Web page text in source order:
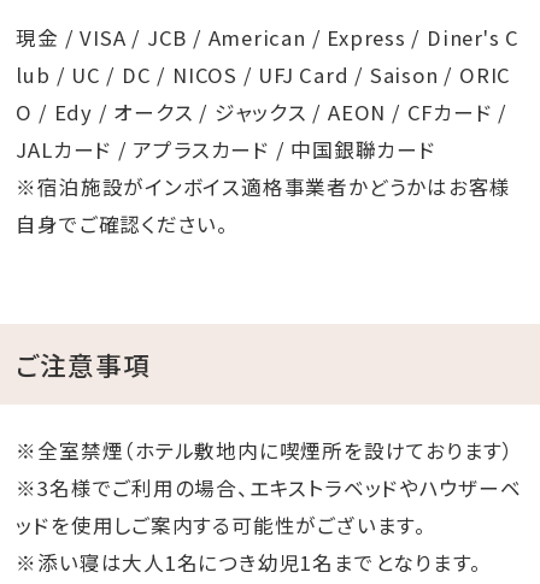
現金 / VISA / JCB / American / Express / Diner's C
lub / UC / DC / NICOS / UFJ Card / Saison / ORIC
O / Edy / オークス / ジャックス / AEON / CFカード /
JALカード / アプラスカード / 中国銀聯カード
※宿泊施設がインボイス適格事業者かどうかはお客様
自身でご確認ください。
ご注意事項
※全室禁煙（ホテル敷地内に喫煙所を設けております）
※3名様でご利用の場合、エキストラベッドやハウザーベ
ッドを使用しご案内する可能性がございます。
※添い寝は大人1名につき幼児1名までとなります。